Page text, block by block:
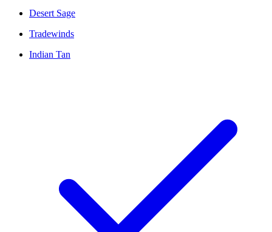
Desert Sage
Tradewinds
Indian Tan